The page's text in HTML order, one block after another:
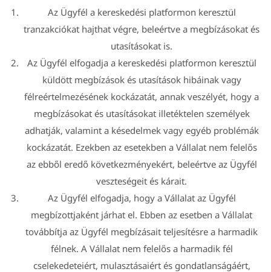
Az Ügyfél a kereskedési platformon keresztül
tranzakciókat hajthat végre, beleértve a megbízásokat és
utasításokat is.
Az Ügyfél elfogadja a kereskedési platformon keresztül
küldött megbízások és utasítások hibáinak vagy
félreértelmezésének kockázatát, annak veszélyét, hogy a
megbízásokat és utasításokat illetéktelen személyek
adhatják, valamint a késedelmek vagy egyéb problémák
kockázatát. Ezekben az esetekben a Vállalat nem felelős
az ebből eredő következményekért, beleértve az Ügyfél
veszteségeit és kárait.
Az Ügyfél elfogadja, hogy a Vállalat az Ügyfél
megbízottjaként járhat el. Ebben az esetben a Vállalat
továbbítja az Ügyfél megbízásait teljesítésre a harmadik
félnek. A Vállalat nem felelős a harmadik fél
cselekedeteiért, mulasztásaiért és gondatlanságáért,